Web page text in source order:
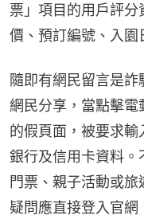
票」項目的用戶評
價、預訂編號、入園
隨即有網民留言是
網民分享，當點擊
的假頁面，被要求
銀行及信用卡資料。
門票、親子活動或
疑問應直接登入官